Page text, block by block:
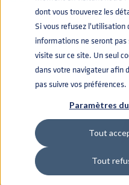
dont vous trouverez les
Si vous refusez l'utilisation
informations ne seront pas
visite sur ce site. Un seul
dans votre navigateur afin
pas suivre vos préférences.
Paramètres
Tout
Tout